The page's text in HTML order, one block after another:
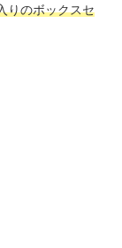
りのボックスセ